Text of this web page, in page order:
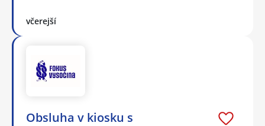
včerejší
Obsluha v kiosku s